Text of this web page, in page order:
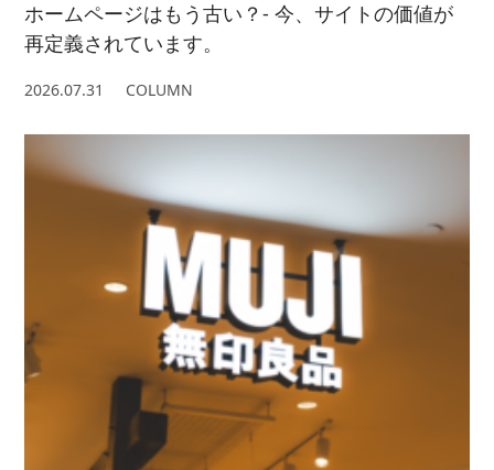
ホームページはもう古い？- 今、サイトの価値が
再定義されています。
2026.07.31 COLUMN